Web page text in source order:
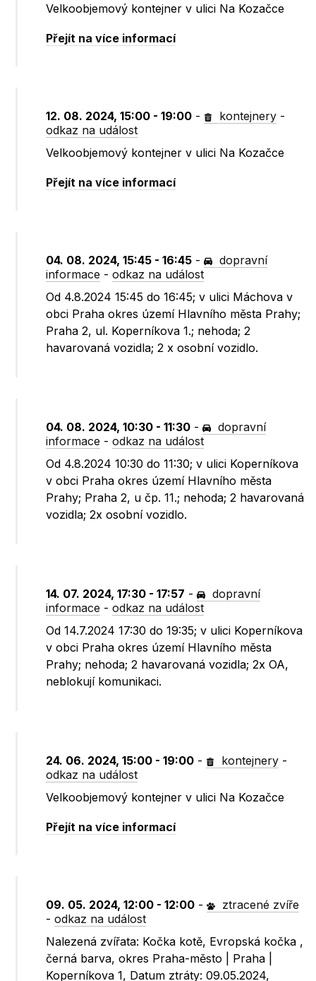
Velkoobjemový kontejner v ulici Na Kozačce
Přejít na více informací
12. 08. 2024, 15:00 - 19:00 - kontejnery -
odkaz na událost
Velkoobjemový kontejner v ulici Na Kozačce
Přejít na více informací
04. 08. 2024, 15:45 - 16:45 -
dopravní
informace -odkaz na událost
Od 4.8.2024 15:45 do 16:45; v ulici Máchova v
obci Praha okres území Hlavního města Prahy;
Praha 2, ul. Koperníkova 1.; nehoda; 2
havarovaná vozidla; 2 x osobní vozidlo.
04. 08. 2024, 10:30 - 11:30 -
dopravní
informace -odkaz na událost
Od 4.8.2024 10:30 do 11:30; v ulici Koperníkova
v obci Praha okres území Hlavního města
Prahy; Praha 2, u čp. 11.; nehoda; 2 havarovaná
vozidla; 2x osobní vozidlo.
14. 07. 2024, 17:30 - 17:57 -
dopravní
informace -odkaz na událost
Od 14.7.2024 17:30 do 19:35; v ulici Koperníkova
v obci Praha okres území Hlavního města
Prahy; nehoda; 2 havarovaná vozidla; 2x OA,
neblokují komunikaci.
24. 06. 2024, 15:00 - 19:00 - kontejnery -
odkaz na událost
Velkoobjemový kontejner v ulici Na Kozačce
Přejít na více informací
09. 05. 2024, 12:00 - 12:00 -
ztracené zvíře
-odkaz na událost
Nalezená zvířata: Kočka kotě, Evropská kočka ,
černá barva, okres Praha-město | Praha |
Koperníkova 1, Datum ztráty: 09.05.2024,